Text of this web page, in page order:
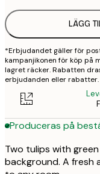
LÄGG
*Erbjudandet gäller för
kampanjikonen för köp på
lagret räcker. Rabatten
erbjudanden eller rabatter.
Produceras på
Two tulips with
background. A fresh